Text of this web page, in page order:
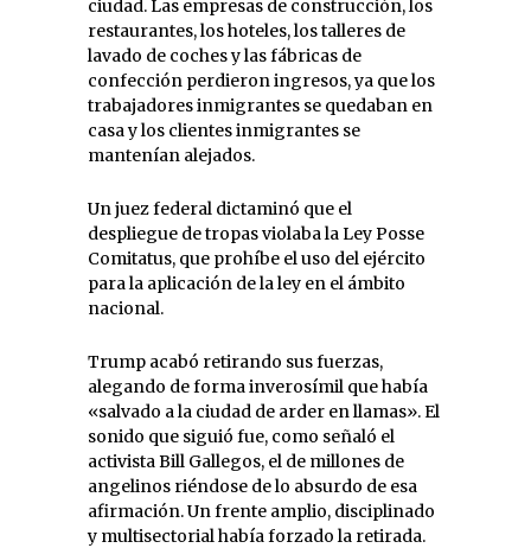
ciudad. Las empresas de construcción, los
restaurantes, los hoteles, los talleres de
lavado de coches y las fábricas de
confección perdieron ingresos, ya que los
trabajadores inmigrantes se quedaban en
casa y los clientes inmigrantes se
mantenían alejados.
Un juez federal dictaminó que el
despliegue de tropas violaba la Ley Posse
Comitatus, que prohíbe el uso del ejército
para la aplicación de la ley en el ámbito
nacional.
Trump acabó retirando sus fuerzas,
alegando de forma inverosímil que había
«salvado a la ciudad de arder en llamas». El
sonido que siguió fue, como señaló el
activista Bill Gallegos, el de millones de
angelinos riéndose de lo absurdo de esa
afirmación. Un frente amplio, disciplinado
y multisectorial había forzado la retirada.